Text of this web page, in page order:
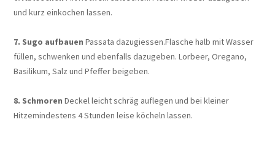
und kurz einkochen lassen.
7. Sugo aufbauen Passata dazugiessen.Flasche halb mit Wasser
füllen, schwenken und ebenfalls dazugeben. Lorbeer, Oregano,
Basilikum, Salz und Pfeffer beigeben.
8. Schmoren Deckel leicht schräg auflegen und bei kleiner
Hitzemindestens 4 Stunden leise köcheln lassen.